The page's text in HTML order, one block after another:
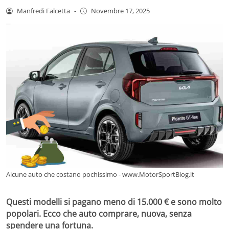
Manfredi Falcetta - Novembre 17, 2025
Alcune auto che costano pochissimo - www.MotorSportBlog.it
Questi modelli si pagano meno di 15.000 € e sono molto
popolari. Ecco che auto comprare, nuova, senza
spendere una fortuna.